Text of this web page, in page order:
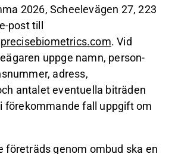
2026, Scheelevägen 27, 223
post till
. Vid
uppge namn, person-
adress,
antalet eventuella biträden
förekommande fall uppgift om
företräds genom ombud ska en